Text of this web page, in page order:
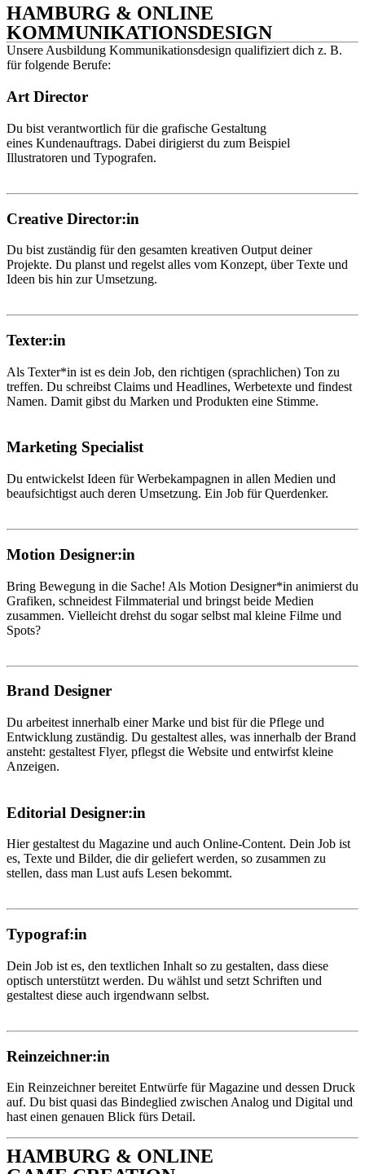
HAMBURG & ONLINE
KOMMUNIKATIONSDESIGN
Unsere Ausbildung Kommunikationsdesign qualifiziert dich z. B.
für folgende Berufe:
Art Director
Du bist verantwortlich für die grafische Gestaltung
eines Kundenauftrags. Dabei dirigierst du zum Beispiel
Illustratoren und Typografen.
Creative Director:in
Du bist zuständig für den gesamten kreativen Output deiner
Projekte. Du planst und regelst alles vom Konzept, über Texte und
Ideen bis hin zur Umsetzung.
Texter:in
Als Texter*in ist es dein Job, den richtigen (sprachlichen) Ton zu
treffen. Du schreibst Claims und Headlines, Werbetexte und findest
Namen. Damit gibst du Marken und Produkten eine Stimme.
Marketing Specialist
Du entwickelst Ideen für Werbekampagnen in allen Medien und
beaufsichtigst auch deren Umsetzung. Ein Job für Querdenker.
Motion Designer:in
Bring Bewegung in die Sache! Als Motion Designer*in animierst du
Grafiken, schneidest Filmmaterial und bringst beide Medien
zusammen. Vielleicht drehst du sogar selbst mal kleine Filme und
Spots?
Brand Designer
Du arbeitest innerhalb einer Marke und bist für die Pflege und
Entwicklung zuständig. Du gestaltest alles, was innerhalb der Brand
ansteht: gestaltest Flyer, pflegst die Website und entwirfst kleine
Anzeigen.
Editorial Designer:in
Hier gestaltest du Magazine und auch Online-Content. Dein Job ist
es, Texte und Bilder, die dir geliefert werden, so zusammen zu
stellen, dass man Lust aufs Lesen bekommt.
Typograf:in
Dein Job ist es, den textlichen Inhalt so zu gestalten, dass diese
optisch unterstützt werden. Du wählst und setzt Schriften und
gestaltest diese auch irgendwann selbst.
Reinzeichner:in
Ein Reinzeichner bereitet Entwürfe für Magazine und dessen Druck
auf. Du bist quasi das Bindeglied zwischen Analog und Digital und
hast einen genauen Blick fürs Detail.
HAMBURG & ONLINE